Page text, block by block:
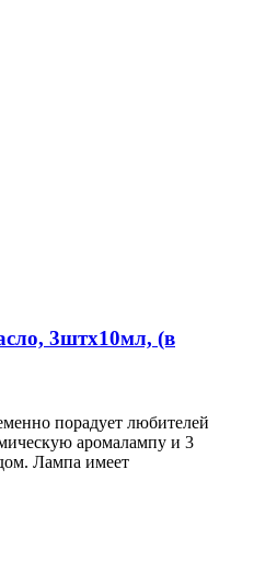
3штx10мл, (в
порадует любителей
аромалампу и 3
Лампа имеет